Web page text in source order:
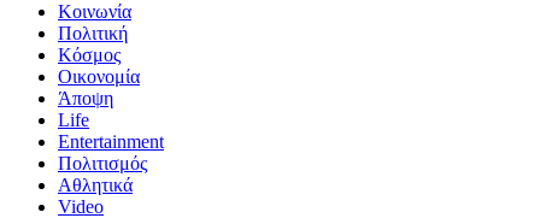
Κοινωνία
Πολιτική
Κόσμος
Οικονομία
Άποψη
Life
Entertainment
Πολιτισμός
Αθλητικά
Video